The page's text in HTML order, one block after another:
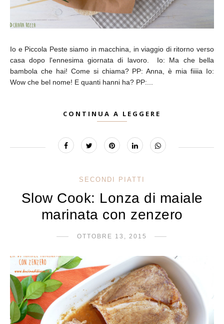
Io e Piccola Peste siamo in macchina, in viaggio di ritorno verso
casa dopo l'ennesima giornata di lavoro. Io: Ma che bella
bambola che hai! Come si chiama? PP: Anna, è mia fiiiia Io:
Wow che bel nome! E quanti hanni ha? PP:...
CONTINUA A LEGGERE
SECONDI PIATTI
Slow Cook: Lonza di maiale
marinata con zenzero
OTTOBRE 13, 2015